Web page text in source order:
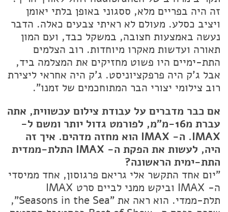
זה היה בפריים מלא, ססגוני באופן בלתי יאומן
ויציב כסלע. מעולם לא ראיתי צבעים כאלה. הדבר
נעשה באמצעות חצובה, במשקל כבד, ועם המון
תאורה ועדשות מאקרו מיוחדות. רוב הצלמים
התת-ימיים היו פשוט מחזיקים את המצלמה ביד,
אבל ג'ק היה פרפקציוניסט. ג'ק היה אחראי ליצירת
רוב צילומי יצורי הבר המתוחכמים של זמנו".
אם כבר מדברים על עבודת צילום עכשווית, אתה
עברת מ16-מ"מ, לפורמט גדול יותר ומשם ל-
IMAX. ה- IMAX הוא מחזה מדהים. איך זה
היה, לעשות את הפקת ה- IMAX התלת-ממדית
התת-ימית הראשונה?
"יום אחד התקשר אלי גריאם פרגוסון, אחד ממיסדי
ה- IMAX וביקש ממני לביים סרט IMAX
תלת-ממדי. הוא ראה את "Seasons in the Sea",